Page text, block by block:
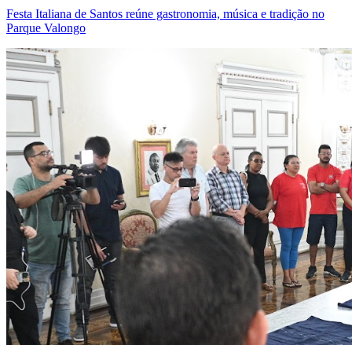
Festa Italiana de Santos reúne gastronomia, música e tradição no
Parque Valongo